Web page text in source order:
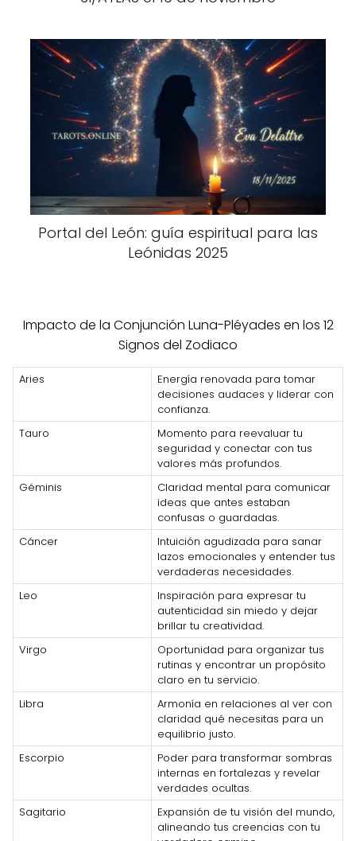
Portal del León: guía espiritual para las
Leónidas 2025
Impacto de la Conjunción Luna-Pléyades en los 12
Signos del Zodiaco
Aries
Energía renovada para tomar
decisiones audaces y liderar con
confianza.
Tauro
Momento para reevaluar tu
seguridad y conectar con tus
valores más profundos.
Géminis
Claridad mental para comunicar
ideas que antes estaban
confusas o guardadas.
Cáncer
Intuición agudizada para sanar
lazos emocionales y entender tus
verdaderas necesidades.
Leo
Inspiración para expresar tu
autenticidad sin miedo y dejar
brillar tu creatividad.
Virgo
Oportunidad para organizar tus
rutinas y encontrar un propósito
claro en tu servicio.
Libra
Armonía en relaciones al ver con
claridad qué necesitas para un
equilibrio justo.
Escorpio
Poder para transformar sombras
internas en fortalezas y revelar
verdades ocultas.
Sagitario
Expansión de tu visión del mundo,
alineando tus creencias con tu